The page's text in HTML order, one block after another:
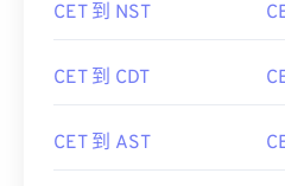
CET 到 NST
CET 到 CDT
CET 到 AST